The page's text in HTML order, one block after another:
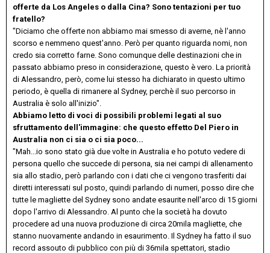
offerte da Los Angeles o dalla Cina? Sono tentazioni per tuo
fratello?
"Diciamo che offerte non abbiamo mai smesso di averne, nè l'anno
scorso e nemmeno quest'anno. Però per quanto riguarda nomi, non
credo sia corretto farne. Sono comunque delle destinazioni che in
passato abbiamo preso in considerazione, questo è vero. La priorità
di Alessandro, però, come lui stesso ha dichiarato in questo ultimo
periodo, è quella di rimanere al Sydney, perchè il suo percorso in
Australia è solo all'inizio".
Abbiamo letto di voci di possibili problemi legati al suo
sfruttamento dell'immagine: che questo effetto Del Piero in
Australia non ci sia o ci sia poco...
"Mah...io sono stato già due volte in Australia e ho potuto vedere di
persona quello che succede di persona, sia nei campi di allenamento
sia allo stadio, però parlando con i dati che ci vengono trasferiti dai
diretti interessati sul posto, quindi parlando di numeri, posso dire che
tutte le magliette del Sydney sono andate esaurite nell'arco di 15 giorni
dopo l'arrivo di Alessandro. Al punto che la società ha dovuto
procedere ad una nuova produzione di circa 20mila magliette, che
stanno nuovamente andando in esaurimento. Il Sydney ha fatto il suo
record assouto di pubblico con più di 36mila spettatori, stadio